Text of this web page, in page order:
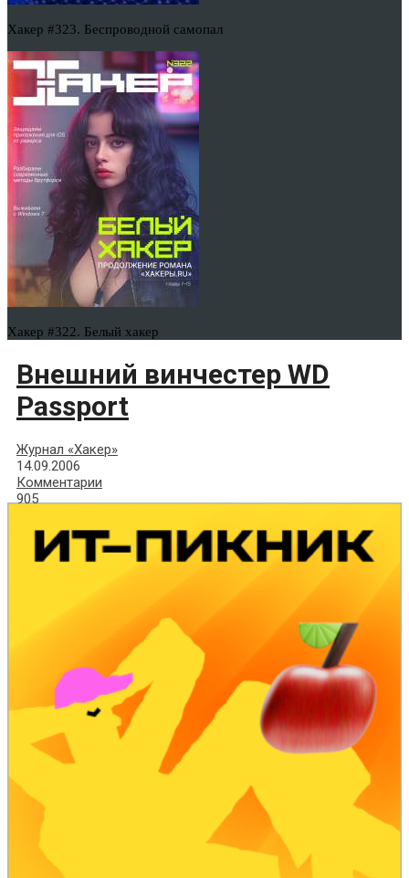
Хакер #323. Беспроводной самопал
Хакер #322. Белый хакер
Внешний винчестер WD
Passport
Журнал «Хакер»
14.09.2006
Комментарии
905